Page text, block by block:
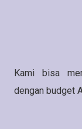
Kami bisa
dengan budget